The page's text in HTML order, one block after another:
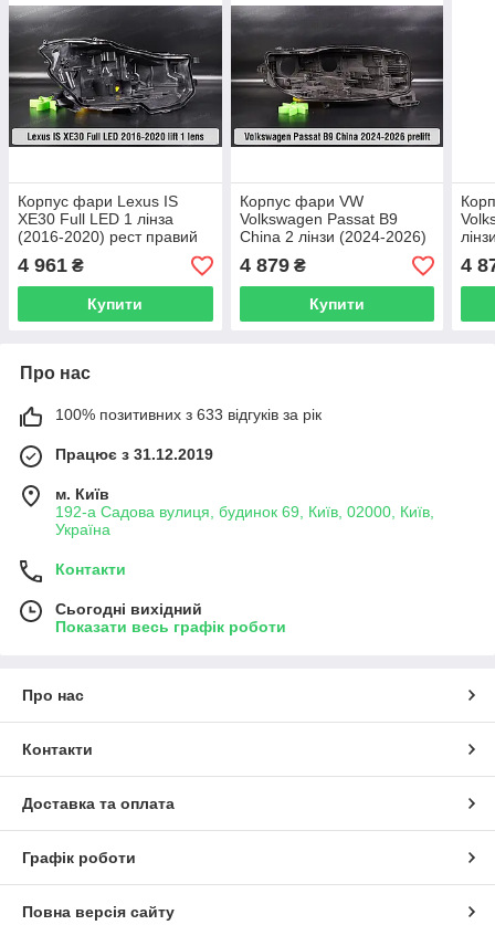
Корпус фари Lexus IS
XE30 Full LED 1 лінза
(2016-2020) рест правий
4 961 ₴
Купити
Корпус фари VW
Volkswagen Passat B9
China 2 лінзи (2024-2026)
дорест правий
4 879₴
Купити
4
Про нас
100% позитивних з 633 відгуків за рік
Працює з 31.12.2019
м. Київ
192-а Садова вулиця, будинок 69, Київ, 02000, Київ,
Україна
Контакти
Сьогодні вихідний
Показати весь графік роботи
Про нас
Контакти
Доставка та оплата
Графік роботи
Повна версія сайту